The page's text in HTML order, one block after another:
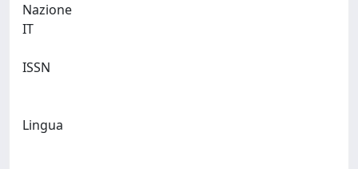
Nazione
ISSN
Lingua